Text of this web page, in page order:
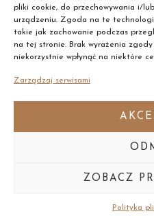
pliki cookie, do przechowywania i/
urządzeniu. Zgoda na te
takie jak zachowanie podczas
na tej stronie. Brak wyrażenia
niekorzystnie wpłynąć na niektóre
Zarządzaj serwisami
ZOBACZ
Polityka
Copyright ©